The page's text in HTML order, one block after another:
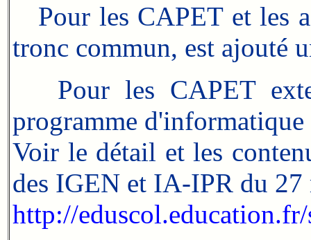
Pour les CAPET et les
tronc commun, est ajouté
Pour les CAPET
programme
Voir le détail et les
des IGEN et IA-IPR du 27
http://